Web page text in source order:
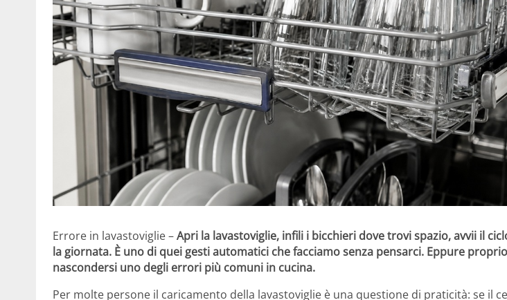
Errore in lavastoviglie –Apri la lavastoviglie, infili i bicchieri dove trovi spazio, avvii il
la giornata. È uno di quei gesti automatici che facciamo senza pensarci. Eppure
nascondersi uno degli errori più comuni in cucina.
Per molte persone il caricamento della lavastoviglie è una questione di praticità: se il